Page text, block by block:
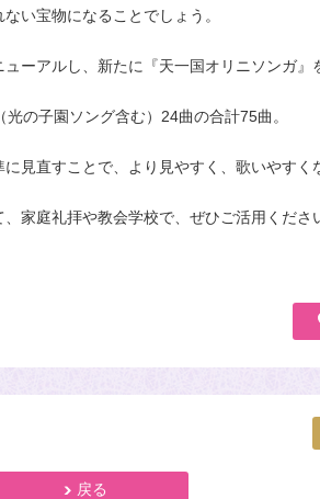
い宝物になることでしょう。
ーアルし、新たに『天一国オリニソンガ』
の子園ソング含む）24曲の合計75曲。
見直すことで、より見やすく、歌いやすく
家庭礼拝や教会学校で、ぜひご活用くださ
戻る